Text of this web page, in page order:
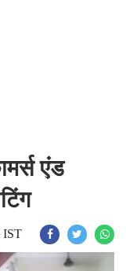
एंड
IST